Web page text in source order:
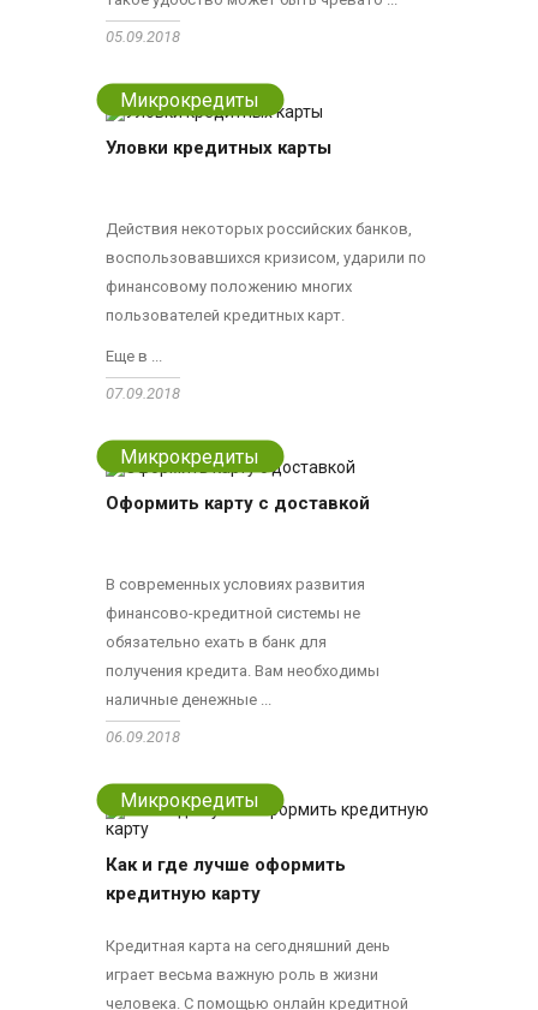
05.09.2018
Микрокредиты
Уловки кредитных карты
Действия некоторых российских банков,
воспользовавшихся кризисом, ударили по
финансовому положению многих
пользователей кредитных карт.
Еще в ...
07.09.2018
Микрокредиты
Оформить карту с доставкой
В современных условиях развития
финансово-кредитной системы не
обязательно ехать в банк для
получения кредита. Вам необходимы
наличные денежные ...
06.09.2018
Микрокредиты
Как и где лучше оформить
кредитную карту
Кредитная карта на сегодняшний день
играет весьма важную роль в жизни
человека. С помощью онлайн кредитной